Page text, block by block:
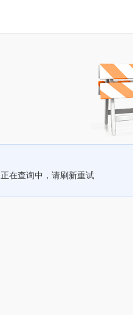
正在查询中，请刷新重试